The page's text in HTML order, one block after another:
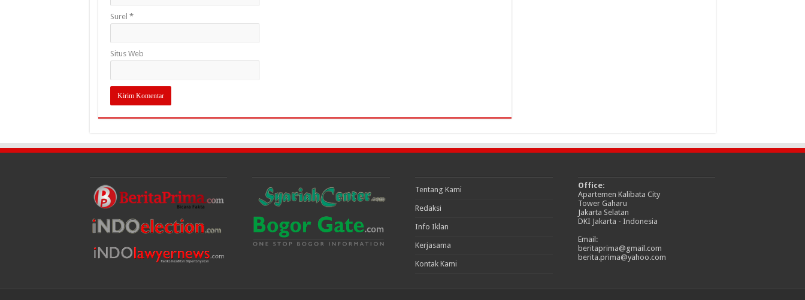
Surel *
Situs Web
Tentang Kami
Redaksi
Info Iklan
Kerjasama
Kontak Kami
Office:
Apartemen Kalibata City
Tower Gaharu
Jakarta Selatan
DKI Jakarta - Indonesia
Email:
beritaprima@gmail.com
berita.prima@yahoo.com